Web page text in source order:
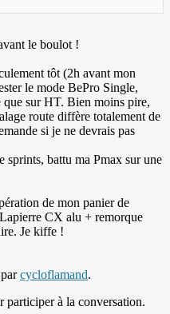
le boulot !
tôt (2h avant mon
le mode BePro Single,
sur HT. Bien moins pire,
route diffère totalement de
si je ne devrais pas
sprints, battu ma Pmax sur une
de mon panier de
CX alu + remorque
Je kiffe !
cycloflamand.
participer à la conversation.